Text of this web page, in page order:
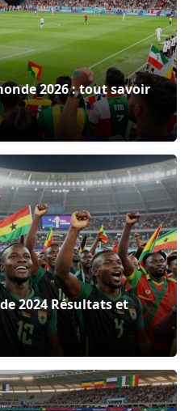
2026 : tout savoir
2024 Résultats et